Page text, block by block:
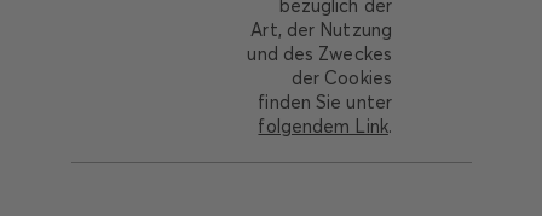
bezüglich der
Art, der Nutzung
und des Zweckes
der Cookies
finden Sie unter
folgendem Link.